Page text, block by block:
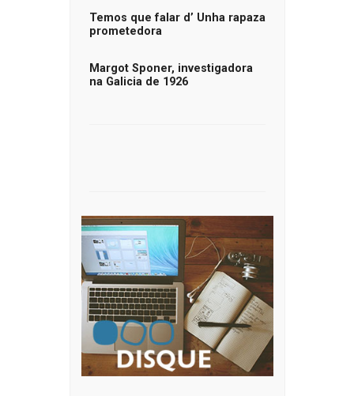
Temos que falar d’ Unha rapaza
prometedora
Margot Sponer, investigadora
na Galicia de 1926